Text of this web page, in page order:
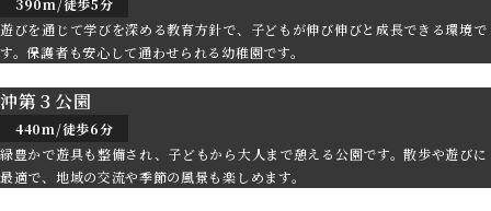
遊びを通じて学びを深める教育方針で、子どもが伸び伸びと成長できる環境で
す。保護者も安心して通わせられる幼稚園です。
沖第３公園
440m/徒歩6分
緑豊かで遊具も整備され、子どもから大人まで憩える公園です。散歩や遊びに
最適で、地域の交流や季節の風景も楽しめます。